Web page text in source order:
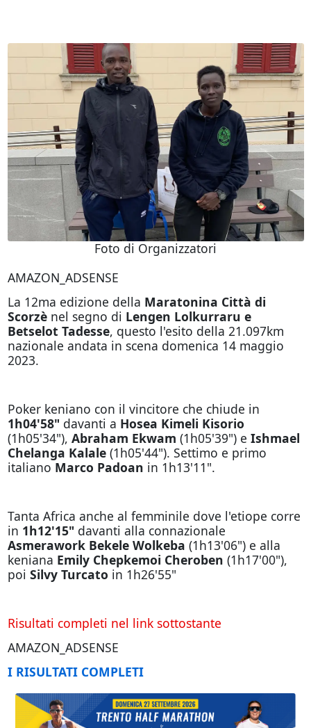
Foto di Organizzatori
AMAZON_ADSENSE
La 12ma edizione della Maratonina Città di
Scorzènel segno di Lengen Lolkurraru e
Betselot Tadesse, questo l'esito della 21.097km
nazionale andata in scena domenica 14 maggio
2023.
Poker keniano con il vincitore che chiude in
1h04'58" davanti a Hosea Kimeli Kisorio
(1h05'34"), Abraham Ekwam (1h05'39") e Ishmael
Chelanga Kalale(1h05'44"). Settimo e primo
italiano Marco Padoan in 1h13'11".
Tanta Africa anche al femminile dove l'etiope corre
in 1h12'15" davanti alla connazionale
Asmerawork Bekele Wolkeba (1h13'06") e alla
keniana Emily Chepkemoi Cheroben (1h17'00"),
poi Silvy Turcato in 1h26'55"
Risultati completi nel link sottostante
AMAZON_ADSENSE
I RISULTATI COMPLETI